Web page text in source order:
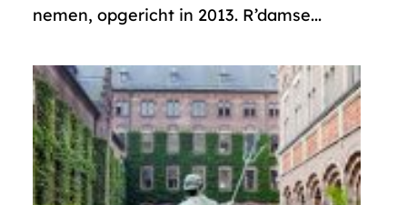
nemen, opgericht in 2013. R’damse...